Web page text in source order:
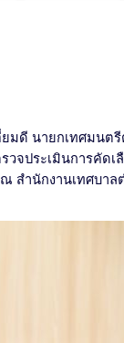
มดี นายกเทศมนต
วจประเมินการคัด
สำนักงานเทศบา